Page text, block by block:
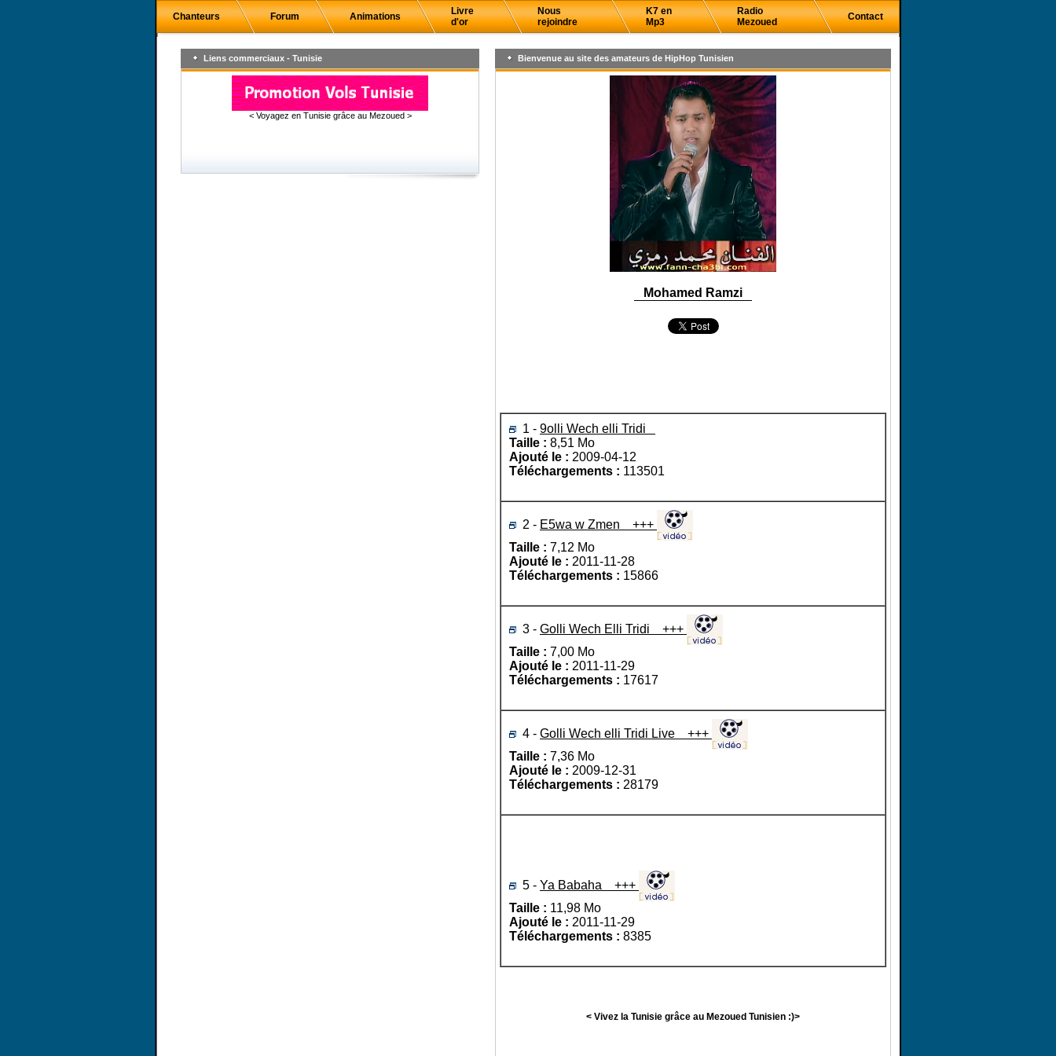
Chanteurs Forum Animations
Livre
d'or
Nous
rejoindre
K7 en
Mp3
Radio
Mezoued
Contact
Liens commerciaux - Tunisie
< Voyagez en Tunisie grâce au Mezoued >
Bienvenue au site des amateurs de HipHop Tunisien
Mohamed Ramzi
1 - 9olli Wech elli Tridi
Taille : 8,51 Mo
Ajouté le : 2009-04-12
Téléchargements : 113501
2 - E5wa w Zmen +++
Taille : 7,12 Mo
Ajouté le : 2011-11-28
Téléchargements : 15866
3 - Golli Wech Elli Tridi +++
Taille : 7,00 Mo
Ajouté le : 2011-11-29
Téléchargements : 17617
4 - Golli Wech elli Tridi Live +++
Taille : 7,36 Mo
Ajouté le : 2009-12-31
Téléchargements : 28179
5 - Ya Babaha +++
Taille : 11,98 Mo
Ajouté le : 2011-11-29
Téléchargements : 8385
< Vivez la Tunisie grâce au Mezoued Tunisien :)>